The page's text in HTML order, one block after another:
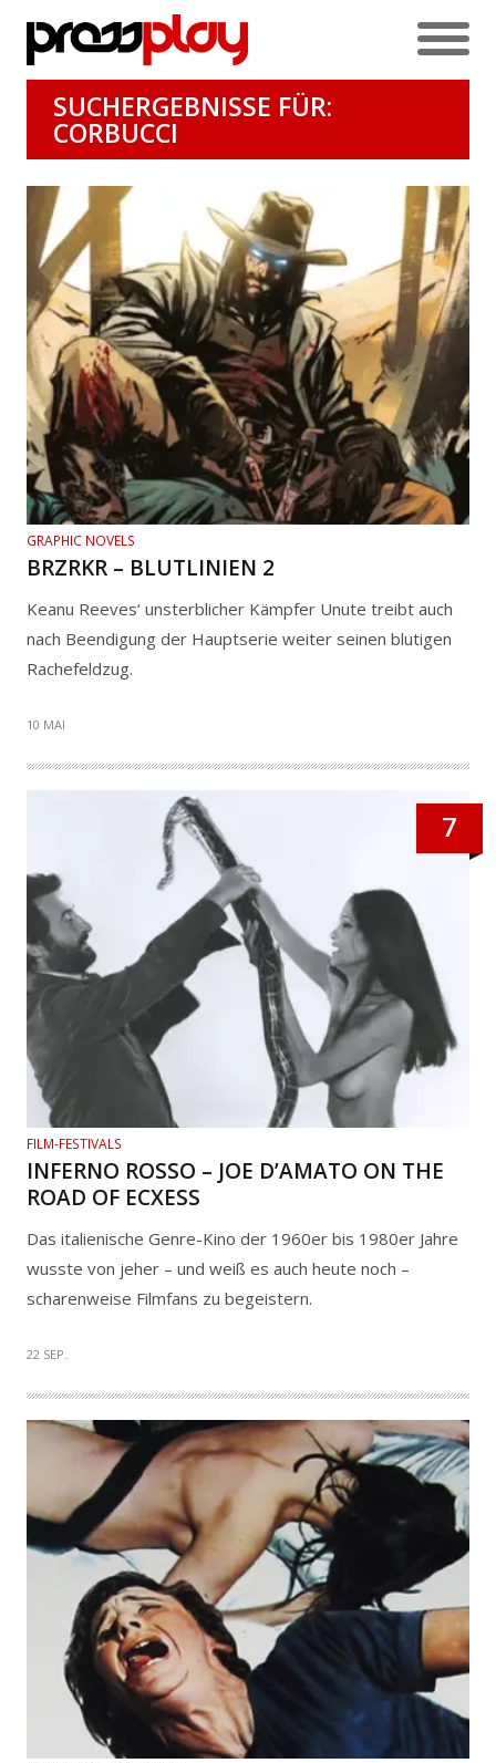
SUCHERGEBNISSE FÜR:
CORBUCCI
GRAPHIC NOVELS
BRZRKR – BLUTLINIEN 2
Keanu Reeves‘ unsterblicher Kämpfer Unute treibt auch
nach Beendigung der Hauptserie weiter seinen blutigen
Rachefeldzug.
10 MAI
7
FILM-FESTIVALS
INFERNO ROSSO – JOE D’AMATO ON THE
ROAD OF ECXESS
Das italienische Genre-Kino der 1960er bis 1980er Jahre
wusste von jeher – und weiß es auch heute noch –
scharenweise Filmfans zu begeistern.
22 SEP.